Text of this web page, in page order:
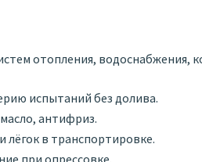
отопления, водоснабжения,
испытаний без долива.
антифриз.
лёгок в транспортировке.
при опрессовке.